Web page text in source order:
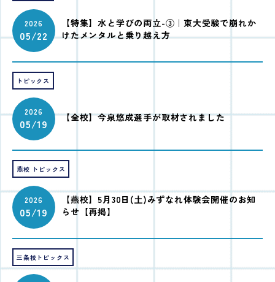
2026
05/22
【特集】水と学びの両立-③｜東大受験で崩れか
けたメンタルと乗り越え方
トピックス
2026
05/19 【全校】今泉悠成選手が取材されました
燕校 トピックス
2026
05/19
【燕校】5月30日(土)みずなれ体験会開催のお知
らせ【再掲】
三条校トピックス